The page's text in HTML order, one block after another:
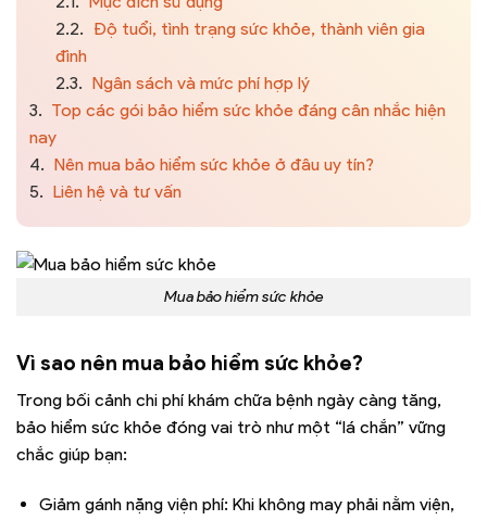
2.2. Độ tuổi, tình trạng sức khỏe, thành viên gia
đình
2.3. Ngân sách và mức phí hợp lý
3. Top các gói bảo hiểm sức khỏe đáng cân nhắc hiện
nay
4. Nên mua bảo hiểm sức khỏe ở đâu uy tín?
5. Liên hệ và tư vấn
Mua bảo hiểm sức khỏe
Vì sao nên mua bảo hiểm sức khỏe?
Trong bối cảnh chi phí khám chữa bệnh ngày càng tăng,
bảo hiểm sức khỏe đóng vai trò như một “lá chắn” vững
chắc giúp bạn:
Giảm gánh nặng viện phí: Khi không may phải nằm viện,